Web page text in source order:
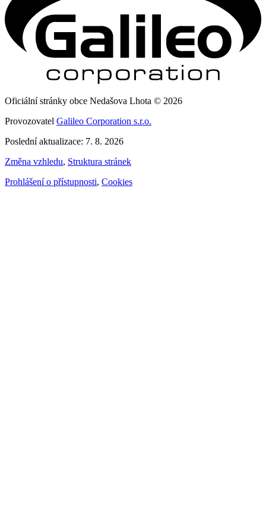
Oficiální stránky obce Nedašova Lhota © 2026
Provozovatel Galileo Corporation s.r.o.
Poslední aktualizace: 7. 8. 2026
Změna vzhledu, Struktura stránek
Prohlášení o přístupnosti, Cookies